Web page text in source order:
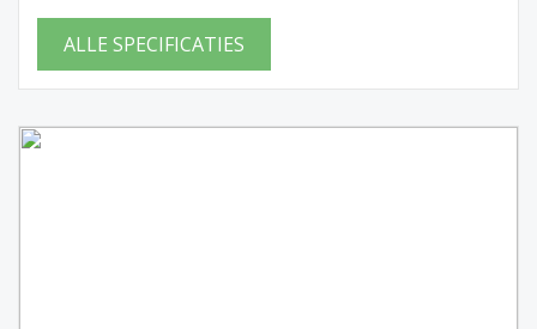
ALLE SPECIFICATIES